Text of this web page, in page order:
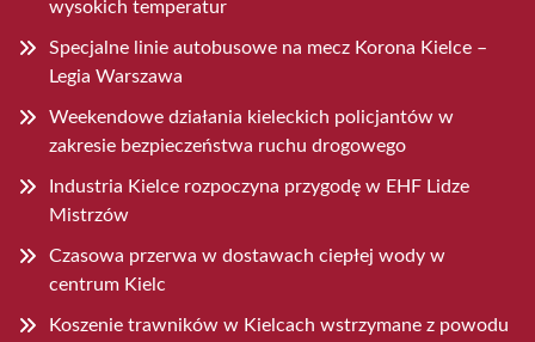
wysokich temperatur
Specjalne linie autobusowe na mecz Korona Kielce –
Legia Warszawa
Weekendowe działania kieleckich policjantów w
zakresie bezpieczeństwa ruchu drogowego
Industria Kielce rozpoczyna przygodę w EHF Lidze
Mistrzów
Czasowa przerwa w dostawach ciepłej wody w
centrum Kielc
Koszenie trawników w Kielcach wstrzymane z powodu